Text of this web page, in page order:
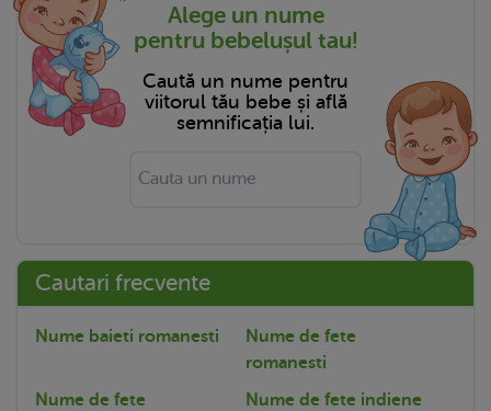
Alege un nume
pentru bebelușul tau!
Caută un nume pentru
viitorul tău bebe și află
semnificația lui.
Cautari frecvente
Nume baieti romanesti
Nume de fete
romanesti
Nume de fete
Nume de fete indiene